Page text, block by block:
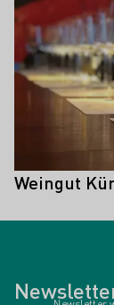
Weingut